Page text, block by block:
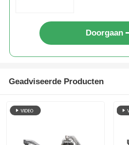
Doorgaan
Geadviseerde Producten